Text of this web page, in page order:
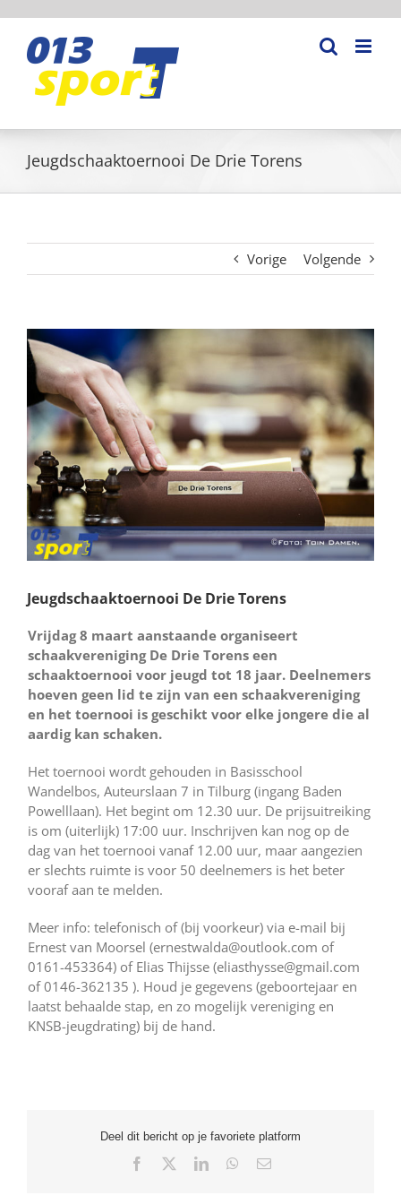
inhoud
Jeugdschaaktoernooi De Drie Torens
Vorige Volgende
Bekijk
grotere
afbeelding
Jeugdschaaktoernooi De Drie Torens
Vrijdag 8 maart aanstaande organiseert
schaakvereniging De Drie Torens een
schaaktoernooi voor jeugd tot 18 jaar. Deelnemers
hoeven geen lid te zijn van een schaakvereniging
en het toernooi is geschikt voor elke jongere die al
aardig kan schaken.
Het toernooi wordt gehouden in Basisschool
Wandelbos, Auteurslaan 7 in Tilburg (ingang Baden
Powelllaan). Het begint om 12.30 uur. De prijsuitreiking
is om (uiterlijk) 17:00 uur. Inschrijven kan nog op de
dag van het toernooi vanaf 12.00 uur, maar aangezien
er slechts ruimte is voor 50 deelnemers is het beter
vooraf aan te melden.
Meer info: telefonisch of (bij voorkeur) via e-mail bij
Ernest van Moorsel (ernestwalda@outlook.com of
0161-453364) of Elias Thijsse (eliasthysse@gmail.com
of 0146-362135 ). Houd je gegevens (geboortejaar en
laatst behaalde stap, en zo mogelijk vereniging en
KNSB-jeugdrating) bij de hand.
Deel dit bericht op je favoriete platform
Facebook LinkedInWhatsApp
E-